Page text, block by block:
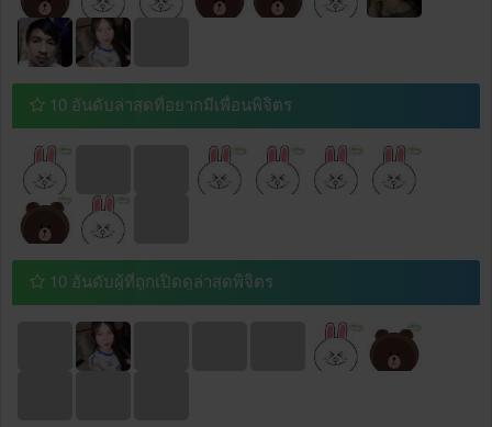
10 อันดับล่าสุดที่อยากมีเพื่อนพิจิตร
10 อันดับผู้ที่ถูกเปิดดูล่าสุดพิจิตร